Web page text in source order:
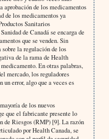
aprobación de los medicamentos
de los medicamentos ya
Sanitarios
de Canadá se encarga de
que se venden. Sin
la regulación de los
de la rama de Health
En otras palabras,
mercado, los reguladores
error, algo que a veces es
de los nuevos
que el fabricante presente lo
de Riesgos (RMP) [9]. La razón
por Health Canada, se